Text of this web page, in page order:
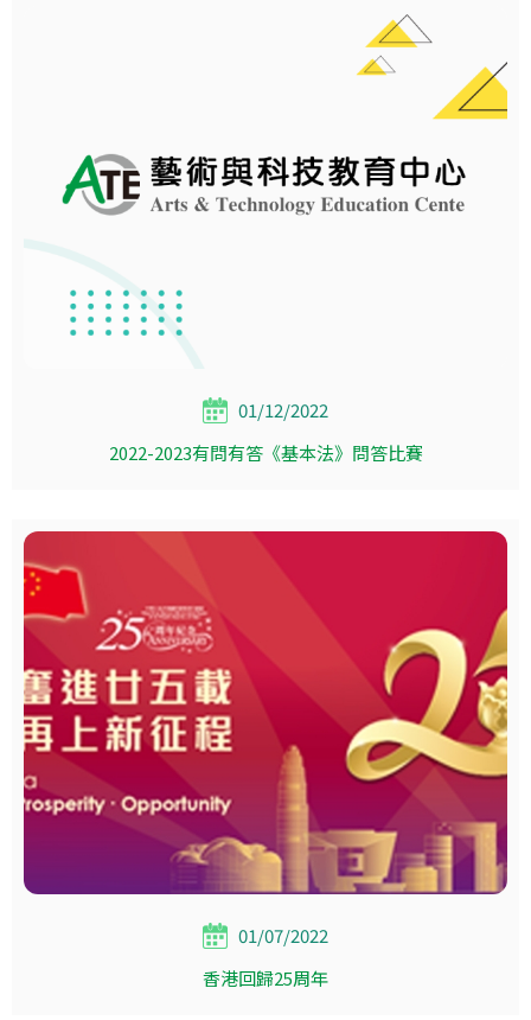
01/12/2022
2022-2023有問有答《基本法》問答比賽
01/07/2022
香港回歸25周年